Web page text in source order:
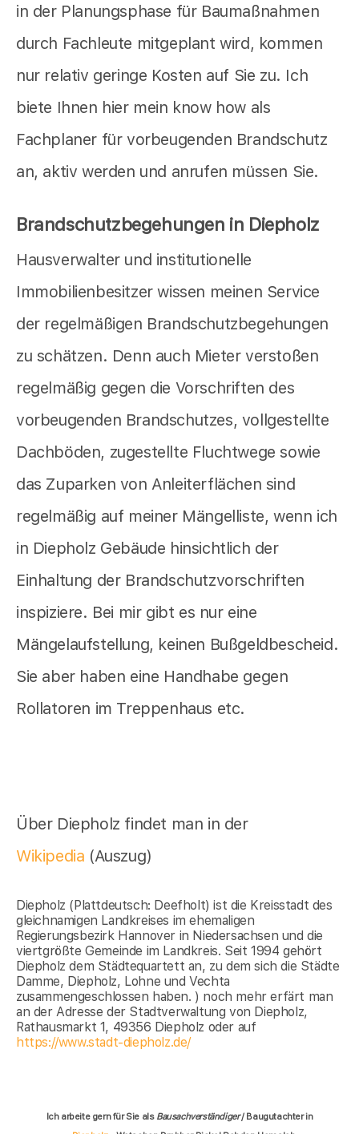
in der Planungsphase für Baumaßnahmen
durch Fachleute mitgeplant wird, kommen
nur relativ geringe Kosten auf Sie zu. Ich
biete Ihnen hier mein know how als
Fachplaner für vorbeugenden Brandschutz
an, aktiv werden und anrufen müssen Sie.
Brandschutzbegehungen in Diepholz
Hausverwalter und institutionelle
Immobilienbesitzer wissen meinen Service
der regelmäßigen Brandschutzbegehungen
zu schätzen. Denn auch Mieter verstoßen
regelmäßig gegen die Vorschriften des
vorbeugenden Brandschutzes, vollgestellte
Dachböden, zugestellte Fluchtwege sowie
das Zuparken von Anleiterflächen sind
regelmäßig auf meiner Mängelliste, wenn ich
in Diepholz Gebäude hinsichtlich der
Einhaltung der Brandschutzvorschriften
inspiziere. Bei mir gibt es nur eine
Mängelaufstellung, keinen Bußgeldbescheid.
Sie aber haben eine Handhabe gegen
Rollatoren im Treppenhaus etc.
Über Diepholz findet man in der
Wikipedia (Auszug)
Diepholz (Plattdeutsch: Deefholt) ist die Kreisstadt des
gleichnamigen Landkreises im ehemaligen
Regierungsbezirk Hannover in Niedersachsen und die
viertgrößte Gemeinde im Landkreis. Seit 1994 gehört
Diepholz dem Städtequartett an, zu dem sich die Städte
Damme, Diepholz, Lohne und Vechta
zusammengeschlossen haben. ) noch mehr erfärt man
an der Adresse der Stadtverwaltung von Diepholz,
Rathausmarkt 1, 49356 Diepholz oder auf
https://www.stadt-diepholz.de/
Ich arbeite gern für Sie als Bausachverständiger/ Baugutachter in